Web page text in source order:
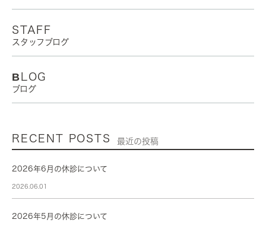
STAFF
スタッフブログ
BLOG
ブログ
RECENT POSTS 最近の投稿
2026年6月の休診について
2026.06.01
2026年5月の休診について